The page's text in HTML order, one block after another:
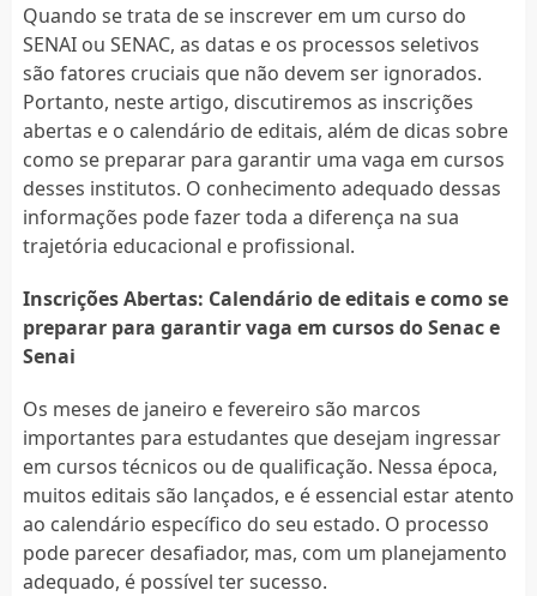
Quando se trata de se inscrever em um curso do
SENAI ou SENAC, as datas e os processos seletivos
são fatores cruciais que não devem ser ignorados.
Portanto, neste artigo, discutiremos as inscrições
abertas e o calendário de editais, além de dicas sobre
como se preparar para garantir uma vaga em cursos
desses institutos. O conhecimento adequado dessas
informações pode fazer toda a diferença na sua
trajetória educacional e profissional.
Inscrições Abertas: Calendário de editais e como se
preparar para garantir vaga em cursos do Senac e
Senai
Os meses de janeiro e fevereiro são marcos
importantes para estudantes que desejam ingressar
em cursos técnicos ou de qualificação. Nessa época,
muitos editais são lançados, e é essencial estar atento
ao calendário específico do seu estado. O processo
pode parecer desafiador, mas, com um planejamento
adequado, é possível ter sucesso.